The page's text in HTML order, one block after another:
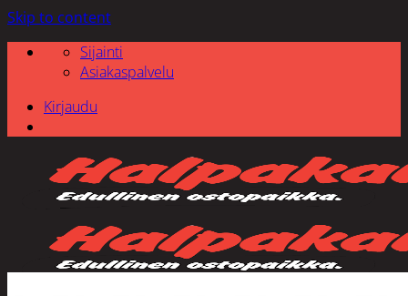
Skip to content
Sijainti
Asiakaspalvelu
Kirjaudu